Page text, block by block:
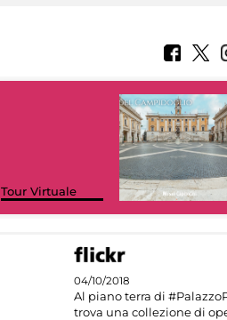
Tour Virtuale
04/10/2018
Al piano terra di
trova una collezione di